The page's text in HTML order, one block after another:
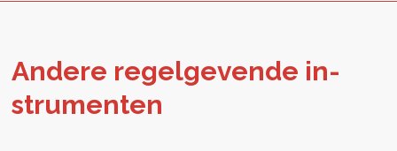
An­de­re re­gel­ge­ven­de in­
stru­men­ten